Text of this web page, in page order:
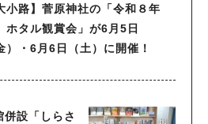
小路】菅原神社の「令和８年
タル観賞会」が6月5日
）・6月6日（土）に開催！
併設「しらさ